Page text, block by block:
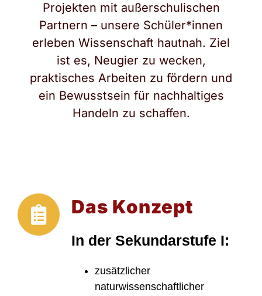
Projekten mit außerschulischen
Partnern – unsere Schüler*innen
erleben Wissenschaft hautnah. Ziel
ist es, Neugier zu wecken,
praktisches Arbeiten zu fördern und
ein Bewusstsein für nachhaltiges
Handeln zu schaffen.
Das Konzept
In der Sekundarstufe I:
zusätzlicher
naturwissenschaftlicher